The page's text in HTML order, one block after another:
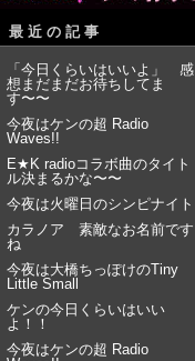
最近の記事
「今日くらいはいいよ」 感
想まだまだお待ちしてま
す〜〜
今夜はケンの超 Radio
Waves!!
E★K radioコラボ曲のタイト
ル決まるかな〜〜
今夜は火曜日のシンピナイト
カラノア 素敵なお名前です
ね
今夜は大橋ちっぽけのTiny
Little Small
ケンの今日くらいはいい
よ！！
今夜はケンの超 Radio